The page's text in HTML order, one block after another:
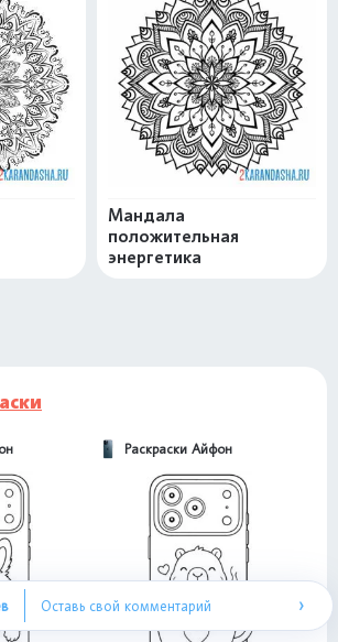
Мандала
положительная
энергетика
Раскраски Айфон
Оставь свой комментарий ›